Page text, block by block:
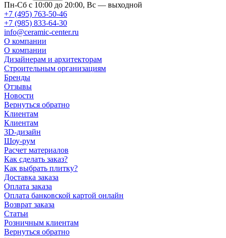
Пн-Сб с 10:00 до 20:00, Вс — выходной
+7 (495) 763-50-46
+7 (985) 833-64-30
info@ceramic-center.ru
О компании
О компании
Дизайнерам и архитекторам
Строительным организациям
Бренды
Отзывы
Новости
Вернуться обратно
Клиентам
Клиентам
3D-дизайн
Шоу-рум
Расчет материалов
Как сделать заказ?
Как выбрать плитку?
Доставка заказа
Оплата заказа
Оплата банковской картой онлайн
Возврат заказа
Статьи
Розничным клиентам
Вернуться обратно